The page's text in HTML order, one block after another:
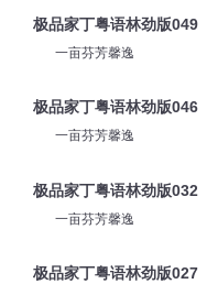
极品家丁粤语林劲版049
一亩芬芳馨逸
极品家丁粤语林劲版046
一亩芬芳馨逸
极品家丁粤语林劲版032
一亩芬芳馨逸
极品家丁粤语林劲版027